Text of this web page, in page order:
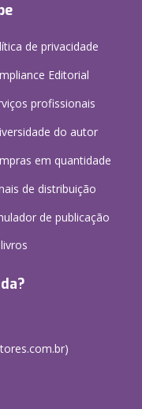
de privacidade
Editorial
profissionais
do autor
em quantidade
de distribuição
de publicação